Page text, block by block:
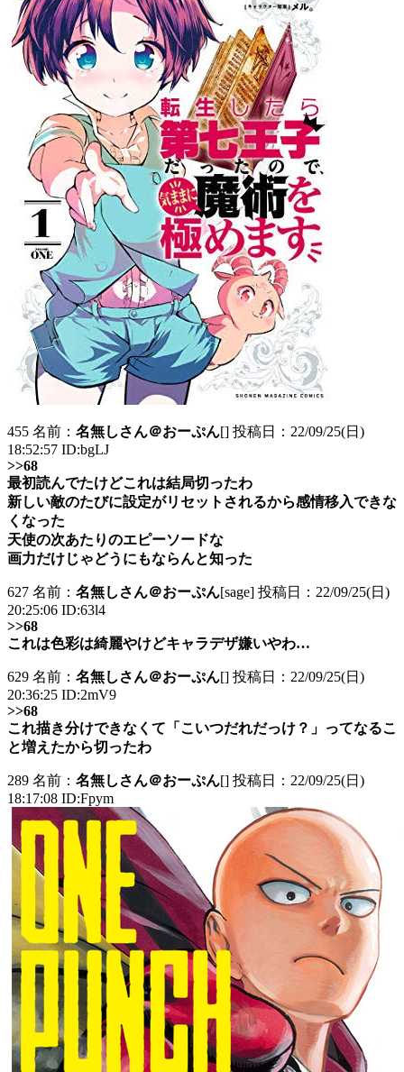
455 名前： 名無しさん＠おーぷん[] 投稿日：22/09/25(日)
18:52:57 ID:bgLJ
>>68
最初読んでたけどこれは結局切ったわ
新しい敵のたびに設定がリセットされるから感情移入できな
くなった
天使の次あたりのエピーソードな
画力だけじゃどうにもならんと知った
627 名前： 名無しさん＠おーぷん[sage] 投稿日：22/09/25(日)
20:25:06 ID:63l4
>>68
これは色彩は綺麗やけどキャラデザ嫌いやわ…
629 名前： 名無しさん＠おーぷん[] 投稿日：22/09/25(日)
20:36:25 ID:2mV9
>>68
これ描き分けできなくて「こいつだれだっけ？」ってなるこ
と増えたから切ったわ
289 名前： 名無しさん＠おーぷん[] 投稿日：22/09/25(日)
18:17:08 ID:Fpym